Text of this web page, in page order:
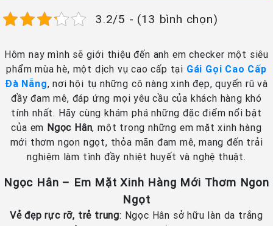
3.2/5 - (13 bình chọn)
Hôm nay mình sẽ giới thiệu đến anh em checker một siêu
phẩm mùa hè, một dịch vụ cao cấp tại Gái Gọi Cao Cấp
Đà Nẵng, nơi hội tụ những cô nàng xinh đẹp, quyến rũ và
đầy đam mê, đáp ứng mọi yêu cầu của khách hàng khó
tính nhất. Hãy cùng khám phá những đặc điểm nổi bật
của em Ngọc Hân, một trong những em mặt xinh hàng
mới thơm ngon ngọt, thỏa mãn đam mê, mang đến trải
nghiệm làm tình đầy nhiệt huyết và nghệ thuật.
Ngọc Hân – Em Mặt Xinh Hàng Mới Thơm Ngon
Ngọt
Vẻ đẹp rực rỡ, trẻ trung: Ngọc Hân sở hữu làn da trắng